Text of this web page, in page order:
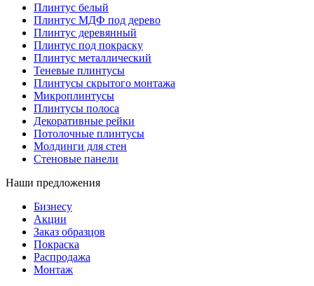
Плинтус белый
Плинтус МДФ под дерево
Плинтус деревянный
Плинтус под покраску
Плинтус металлический
Теневые плинтусы
Плинтусы скрытого монтажа
Микроплинтусы
Плинтусы полоса
Декоративные рейки
Потолочные плинтусы
Молдинги для стен
Стеновые панели
Наши предложения
Бизнесу
Акции
Заказ образцов
Покраска
Распродажа
Монтаж